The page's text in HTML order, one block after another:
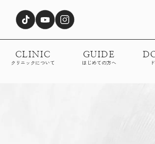
CLINIC
クリニックについて
GUIDE
はじめての方へ